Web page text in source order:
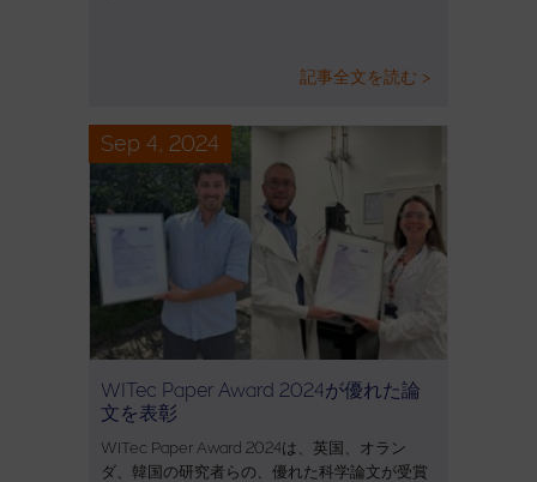
記事全文を読む >
Sep 4, 2024
WITec Paper Award 2024が優れた論
文を表彰
WITec Paper Award 2024は、英国、オラン
ダ、韓国の研究者らの、優れた科学論文が受賞